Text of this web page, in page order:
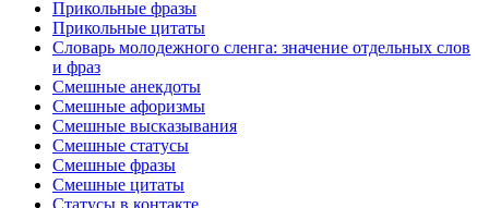
Прикольные фразы
Прикольные цитаты
Словарь молодежного сленга: значение отдельных слов
и фраз
Смешные анекдоты
Смешные афоризмы
Смешные высказывания
Смешные статусы
Смешные фразы
Смешные цитаты
Статусы в контакте